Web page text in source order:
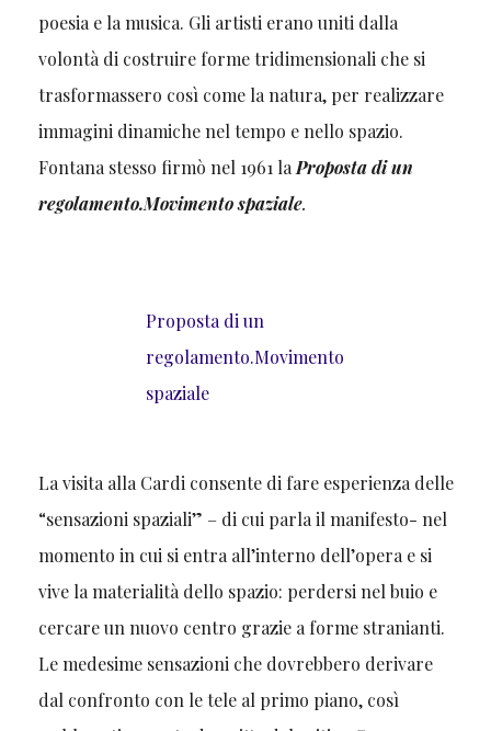
poesia e la musica. Gli artisti erano uniti dalla
volontà di costruire forme tridimensionali che si
trasformassero così come la natura, per realizzare
immagini dinamiche nel tempo e nello spazio.
Fontana stesso firmò nel 1961 la Proposta di un
regolamento.Movimento spaziale.
Proposta di un
regolamento.Movimento
spaziale
La visita alla Cardi consente di fare esperienza delle
“sensazioni spaziali” – di cui parla il manifesto- nel
momento in cui si entra all’interno dell’opera e si
vive la materialità dello spazio: perdersi nel buio e
cercare un nuovo centro grazie a forme stranianti.
Le medesime sensazioni che dovrebbero derivare
dal confronto con le tele al primo piano, così